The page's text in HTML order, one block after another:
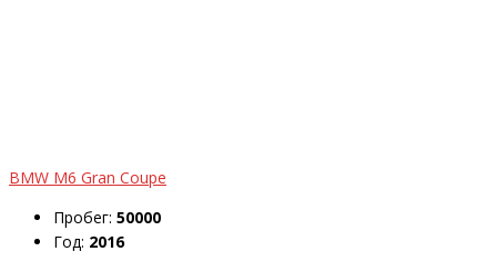
BMW M6 Gran Coupe
Пробег: 50000
Год: 2016